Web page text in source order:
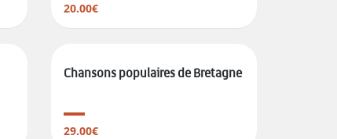
20.00€
Chansons populaires de Bretagne
29.00€